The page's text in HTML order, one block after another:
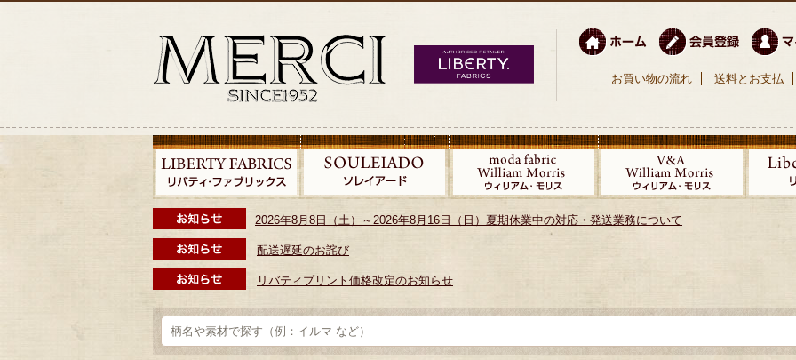
お買い物の流れ 送料とお支払
2026年8月8日（土）～2026年8月16日（日）夏期休業中の対応・発送業務について
配送遅延のお詫び
リバティプリント価格改定のお知らせ